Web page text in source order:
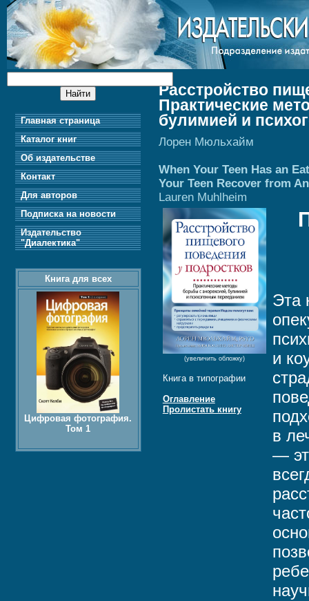
Расстройство
Практические
булимией и
Лорен Мюльхайм
When Your Teen Has an
Your Teen Recover from
Lauren Muhlheim
(увеличить обложку)
Книга в типографии
Оглавление
Пролистать книгу
Эта
и
в
—
Главная страница
Каталог книг
Об издательстве
Контакт
Для авторов
Подписка на новости
Издательство
"Диалектика"
Книга для всех
Цифровая фотография.
Том 1